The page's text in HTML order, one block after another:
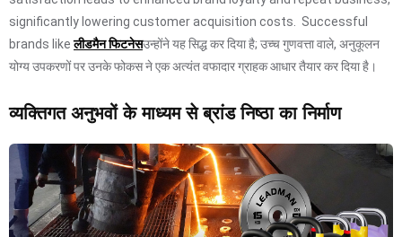
significantly lowering customer acquisition costs. Successful
brands likeलीडमैन फिटनेसउन्होंने यह सिद्ध कर दिया है; उच्च गुणवत्ता वाले, अनुकूलन
योग्य उपकरणों पर उनके फोकस ने एक अत्यंत वफादार ग्राहक आधार तैयार कर दिया है।
व्यक्तिगत अनुभवों के माध्यम से ब्रांड निष्ठा का निर्माण